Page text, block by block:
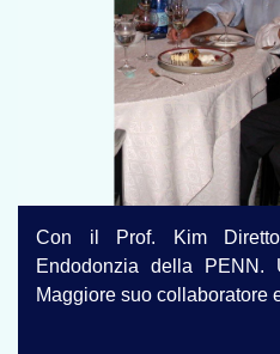
Con il Prof. Kim
Endodonzia della
Maggiore suo collaboratore